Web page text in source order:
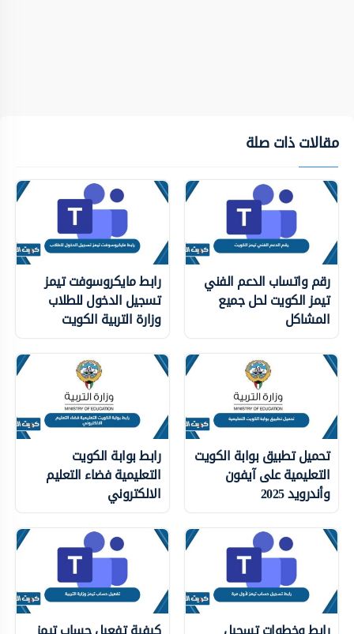
مقالات ذات صلة
رقم واتساب الدعم الفني
تيمز الكويت لحل جميع
المشاكل
رابط مايكروسوفت تيمز
تسجيل الدخول للطلاب
وزارة التربية الكويت
تحميل تطبيق بوابة الكويت
التعليمية على آيفون
وأندرويد 2025
رابط بوابة الكويت
التعليمية فضاء التعليم
الالكتروني